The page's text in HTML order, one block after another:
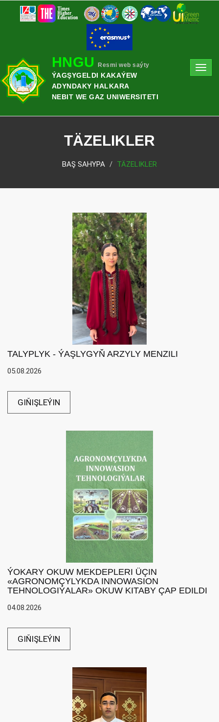
HNGU Resmi web saýty
ÝAGŞYGELDI KAKAÝEW
ADYNDAKY HALKARA
NEBIT WE GAZ UNIWERSITETI
TÄZELIKLER
BAŞ SAHYPA TÄZELIKLER
TALYPLYK - ÝAŞLYGYŇ ARZYLY MENZILI
05.08.2026
GIŇIŞLEÝIN
ÝOKARY OKUW MEKDEPLERI ÜÇIN
«AGRONOMÇYLYKDA INNOWASION
TEHNOLOGIÝALAR» OKUW KITABY ÇAP EDILDI
04.08.2026
GIŇIŞLEÝIN